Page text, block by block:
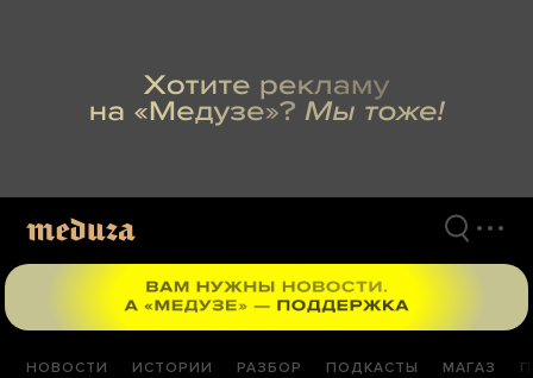
НОВОСТИ ИСТОРИИ РАЗБОР ПОДКАСТЫ МАГАЗ